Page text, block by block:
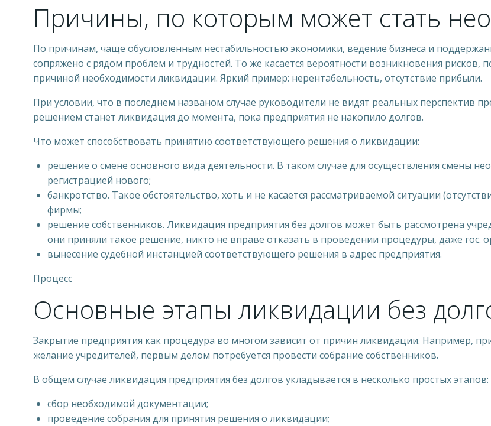
Причины, по которым может стать
По причинам, чаще обусловленным нестабильностью экономики, ведение бизнеса и
сопряжено с рядом проблем и трудностей. То же касается вероятности возникновения рисков,
причиной необходимости ликвидации. Яркий пример: нерентабельность, отсутствие прибыли.
При условии, что в последнем названом случае руководители не видят реальных перспектив
решением станет ликвидация до момента, пока предприятия не накопило долгов.
Что может способствовать принятию соответствующего решения о ликвидации:
решение о смене основного вида деятельности. В таком случае для осуществления смены
регистрацией нового;
банкротство. Такое обстоятельство, хоть и не касается рассматриваемой ситуации
фирмы;
решение собственников. Ликвидация предприятия без долгов может быть рассмотрена
они приняли такое решение, никто не вправе отказать в проведении процедуры, даже гос.
вынесение судебной инстанцией соответствующего решения в адрес предприятия.
Процесс
Основные этапы ликвидации без
Закрытие предприятия как процедура во многом зависит от причин ликвидации. Например,
желание учредителей, первым делом потребуется провести собрание собственников.
В общем случае ликвидация предприятия без долгов укладывается в несколько простых этапов:
сбор необходимой документации;
проведение собрания для принятия решения о ликвидации;